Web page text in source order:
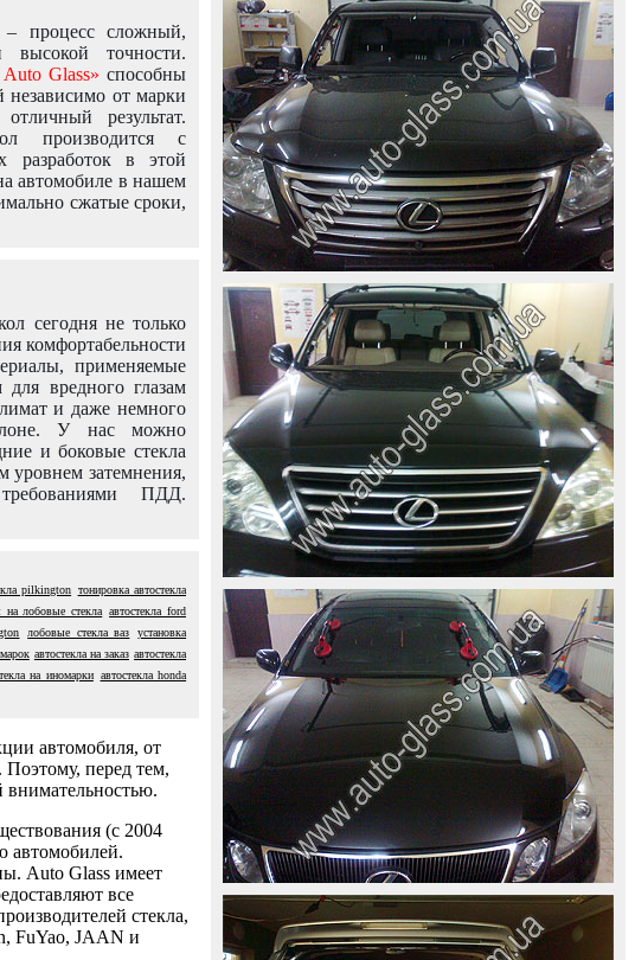
– процесс сложный,
точности.
Glass» способны
независимо от марки
результат.
производится с
разработок в этой
автомобиле в нашем
сжатые сроки,
сегодня не только
комфортабельности
применяемые
вредного глазам
и даже немного
У нас можно
и боковые стекла
затемнения,
ПДД.
pilkington тонировка автостекла
на лобовые стекла автостекла ford
лобовые стекла ваз
установка
автостекла на заказ автостекла
на иномарки автостекла honda
автомобиля, от
Поэтому, перед тем,
внимательностью.
(с 2004
автомобилей.
Auto Glass имеет
все
стекла,
FuYao, JAAN и